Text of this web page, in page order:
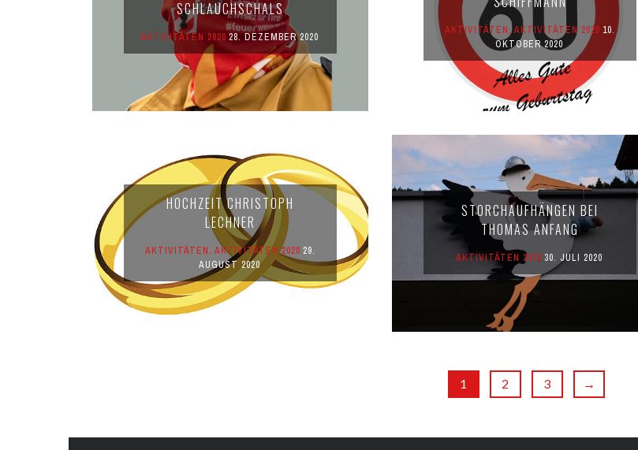
SCHLAUCHSCHALS
AKTIVITÄTEN 2020 28. DEZEMBER 2020
AKTIVITÄTEN,AKTIVITÄTEN 2020 10.
OKTOBER 2020
HOCHZEIT CHRISTOPH
LECHNER
AKTIVITÄTEN, AKTIVITÄTEN 2020 29.
AUGUST 2020
STORCHAUFHÄNGEN BEI
THOMAS ANFANG
AKTIVITÄTEN 2020 30. JULI 2020
1 2 3 →